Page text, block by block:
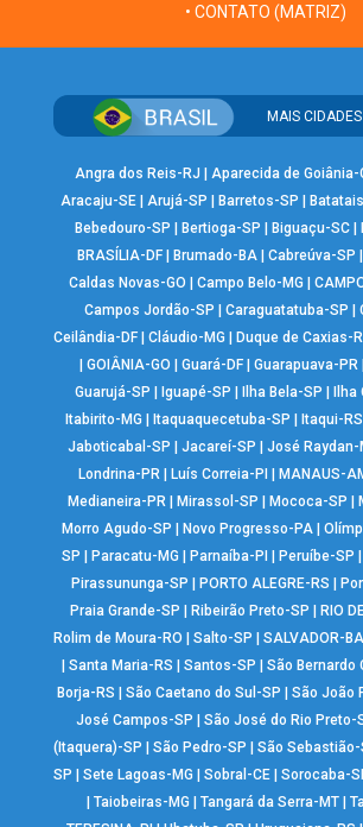
• CONTATO (MATRIZ)
MAIS
Angra dos Reis-RJ Aparecida de Goiânia-
Aracaju-SE |Arujá-SP Barretos-SP
Bebedouro-SP
Bertioga-SP Biguaçu-SC
BRASÍLIA-DF| Brumado-BA| Cabreúva-SP
Caldas Novas-GO
|Campo Belo-MG |
Campos Jordão-SP
Caraguatatuba-SP
Ceilândia-DF| Cláudio-MG Duque de Caxias-
GOIÂNIA-GO Guará-DF| Guarapuava-PR|
Guarujá-SP
Iguapé-SP Ilha Bela-SP
Itabirito-MG
Itaquaquecetuba-SP Itaqui-RS
Jaboticabal-SP
Jacareí-SP José Raydan-
Londrina-PR| Luís Correia-PI MANAUS-
Medianeira-PR
Mirassol-SP Mococa-SP
Morro Agudo-SP
Novo Progresso-PA |
SP
Paracatu-MG Parnaíba-PI Peruíbe-SP
Pirassununga-SP
PORTO ALEGRE-RS
Praia Grande-SP
Ribeirão Preto-SP RIO
Rolim de Moura-RO
Salto-SP SALVADOR-BA
|Santa Maria-RS |Santos-SP |São Bernardo
Borja-RS
|São Caetano do Sul-SP |São João
José Campos-SP
|São José do Rio Preto-
(Itaquera)-SP
|São Pedro-SP |São Sebastião-
SP
|Sete Lagoas-MG |Sobral-CE |Sorocaba-
Taiobeiras-MG Tangará da Serra-MT|